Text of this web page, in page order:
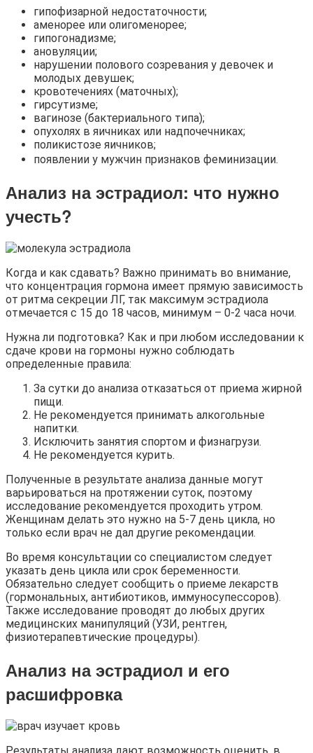
гипофизарной недостаточности;
аменорее или олигоменорее;
гипогонадизме;
ановуляции;
нарушении полового созревания у девочек и
молодых девушек;
кровотечениях (маточных);
гирсутизме;
вагинозе (бактериального типа);
опухолях в яичниках или надпочечниках;
поликистозе яичников;
появлении у мужчин признаков феминизации.
Анализ на эстрадиол: что нужно
учесть?
Когда и как сдавать? Важно принимать во внимание,
что концентрация гормона имеет прямую зависимость
от ритма секреции ЛГ, так максимум эстрадиола
отмечается с 15 до 18 часов, минимум – 0-2 часа ночи.
Нужна ли подготовка? Как и при любом исследовании к
сдаче крови на гормоны нужно соблюдать
определенные правила:
За сутки до анализа отказаться от приема жирной
пищи.
Не рекомендуется принимать алкогольные
напитки.
Исключить занятия спортом и физнагрузи.
Не рекомендуется курить.
Полученные в результате анализа данные могут
варьироваться на протяжении суток, поэтому
исследование рекомендуется проходить утром.
Женщинам делать это нужно на 5-7 день цикла, но
только если врач не дал другие рекомендации.
Во время консультации со специалистом следует
указать день цикла или срок беременности.
Обязательно следует сообщить о приеме лекарств
(гормональных, антибиотиков, иммуносупессоров).
Также исследование проводят до любых других
медицинских манипуляций (УЗИ, рентген,
физиотерапевтические процедуры).
Анализ на эстрадиол и его
расшифровка
Результаты анализа дают возможность оценить, в